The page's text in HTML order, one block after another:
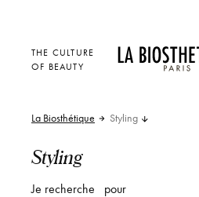
THE CULTURE
OF BEAUTY
La Biosthétique Styling
Styling
Je recherche pour